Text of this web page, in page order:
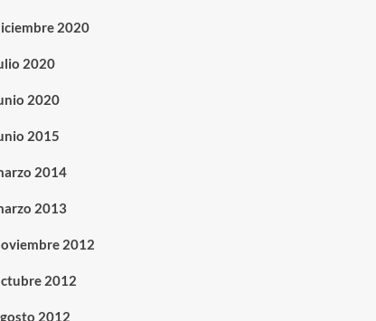
2020
2020
2020
2015
2014
2013
2012
2012
2012